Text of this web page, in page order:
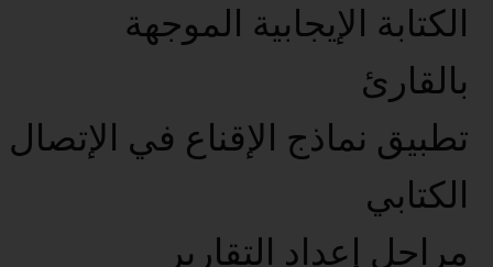
الكتابة الإيجابية الموجهة
بالقارئ
تطبيق نماذج الإقناع في الإتصال
الكتابي
مراحل إعداد التقارير